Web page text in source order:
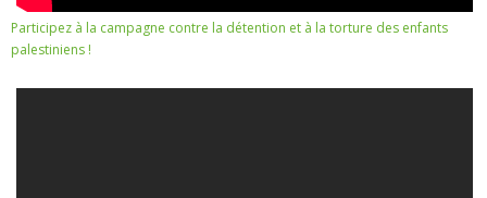
Participez à la campagne contre la détention et à la torture des enfants
palestiniens !